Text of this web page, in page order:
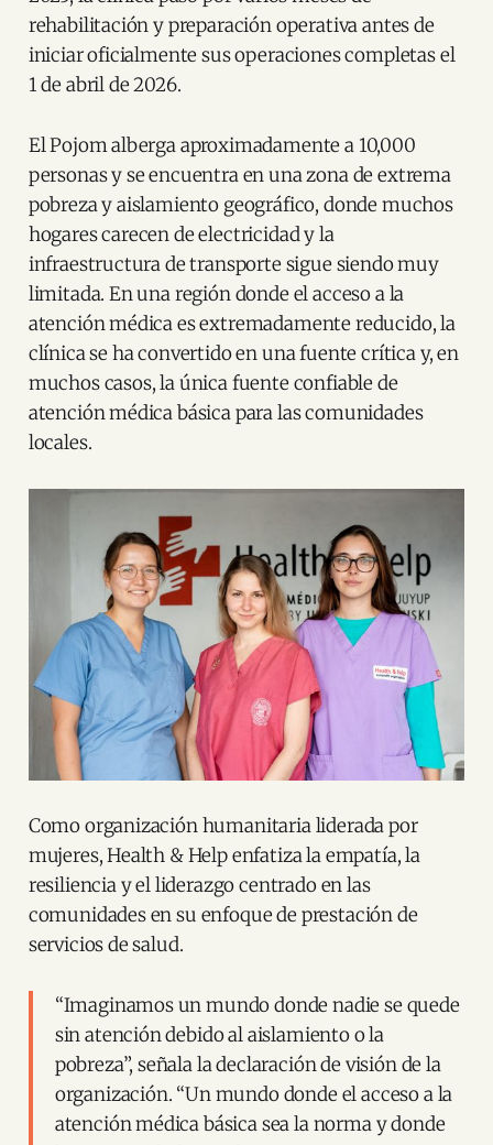
rehabilitación y preparación operativa antes de
iniciar oficialmente sus operaciones completas el
1 de abril de 2026.
El Pojom alberga aproximadamente a 10,000
personas y se encuentra en una zona de extrema
pobreza y aislamiento geográfico, donde muchos
hogares carecen de electricidad y la
infraestructura de transporte sigue siendo muy
limitada. En una región donde el acceso a la
atención médica es extremadamente reducido, la
clínica se ha convertido en una fuente crítica y, en
muchos casos, la única fuente confiable de
atención médica básica para las comunidades
locales.
Como organización humanitaria liderada por
mujeres, Health & Help enfatiza la empatía, la
resiliencia y el liderazgo centrado en las
comunidades en su enfoque de prestación de
servicios de salud.
“Imaginamos un mundo donde nadie se quede
sin atención debido al aislamiento o la
pobreza”, señala la declaración de visión de la
organización. “Un mundo donde el acceso a la
atención médica básica sea la norma y donde